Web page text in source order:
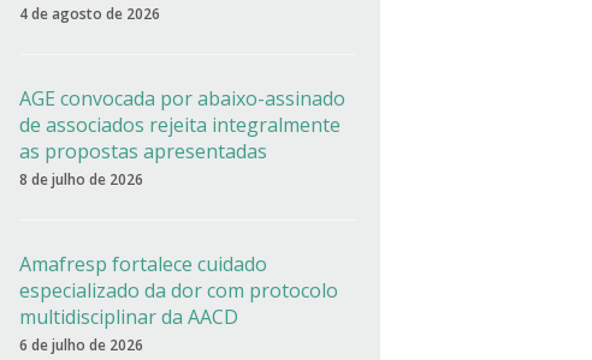
4 de agosto de 2026
AGE convocada por abaixo-assinado
de associados rejeita integralmente
as propostas apresentadas
8 de julho de 2026
Amafresp fortalece cuidado
especializado da dor com protocolo
multidisciplinar da AACD
6 de julho de 2026